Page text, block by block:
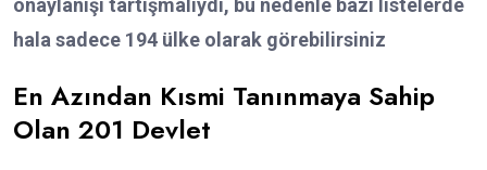
hala sadece 194 ülke olarak görebilirsiniz
En Azından Kısmi Tanınmaya Sahip
Olan 201 Devlet